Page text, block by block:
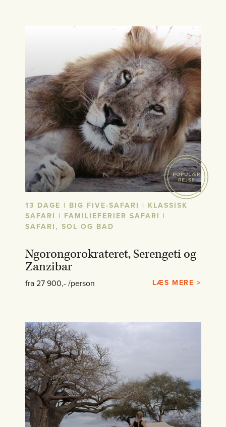
13 DAGE | BIG FIVE-SAFARI | KLASSISK
SAFARI | FAMILIEFERIER SAFARI |
SAFARI, SOL OG BAD
Ngorongorokrateret, Serengeti og
Zanzibar
fra 27 900,- /person LÆS MERE >